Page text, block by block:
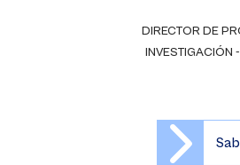
DIRECTOR DE
INVESTIGACIÓN